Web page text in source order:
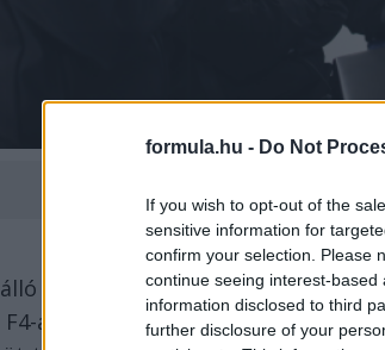
formula.hu - Do Not
If you wish to opt-out of the
sensitive information for
confirm your selection. Please
continue seeing interest-
information disclosed to third
further disclosure of your
vezetője először 2014-ben
as bajnoki címet. Már akkor